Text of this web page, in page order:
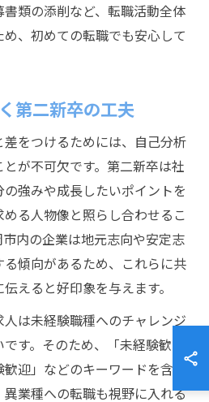
類の添削など、転職活動全体
、初めての転職でも安心して
第二新卒の工夫
をつけるためには、自己分析
が不可欠です。第二新卒は社
強みや成長したいポイントを
る人物像と照らし合わせるこ
内の企業は地元志向や安定志
傾向があるため、これらに共
えると好印象を与えます。
は未経験職種へのチャレンジ
す。そのため、「未経験歓
迎」などのキーワードを含む
業種への転職も視野に入れる